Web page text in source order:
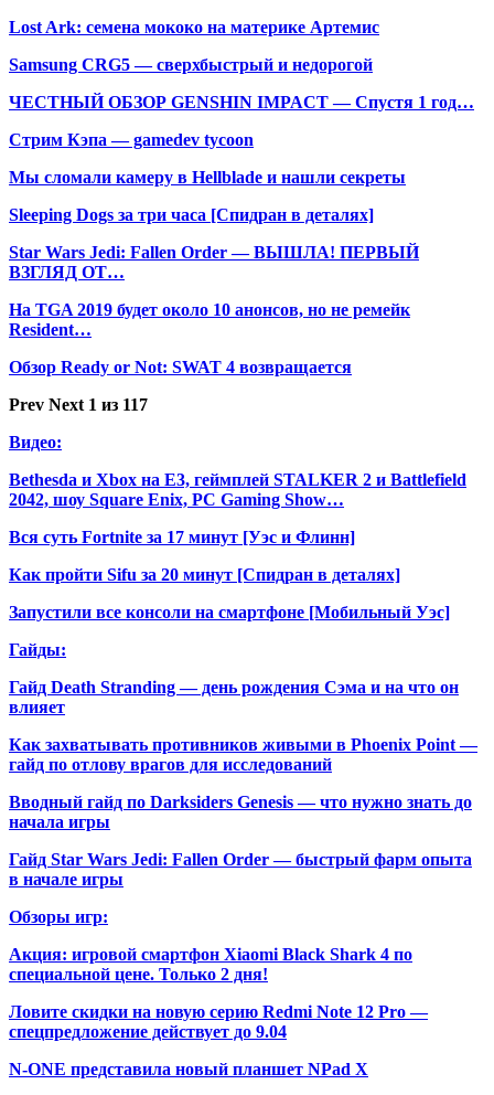
Lost Ark: cемена мококо на материке Артемис
Samsung CRG5 — сверхбыстрый и недорогой
ЧЕСТНЫЙ ОБЗОР GENSHIN IMPACT — Спустя 1 год…
Стрим Кэпа — gamedev tycoon
Мы сломали камеру в Hellblade и нашли секреты
Sleeping Dogs за три часа [Спидран в деталях]
Star Wars Jedi: Fallen Order — ВЫШЛА! ПЕРВЫЙ
ВЗГЛЯД ОТ…
На TGA 2019 будет около 10 анонсов, но не ремейк
Resident…
Обзор Ready or Not: SWAT 4 возвращается
Prev Next 1 из 117
Видео:
Bethesda и Xbox на E3, геймплей STALKER 2 и Battlefield
2042, шоу Square Enix, PC Gaming Show…
Вся суть Fortnite за 17 минут [Уэс и Флинн]
Как пройти Sifu за 20 минут [Спидран в деталях]
Запустили все консоли на смартфоне [Мобильный Уэс]
Гайды:
Гайд Death Stranding — день рождения Сэма и на что он
влияет
Как захватывать противников живыми в Phoenix Point —
гайд по отлову врагов для исследований
Вводный гайд по Darksiders Genesis — что нужно знать до
начала игры
Гайд Star Wars Jedi: Fallen Order — быстрый фарм опыта
в начале игры
Обзоры игр:
Акция: игровой смартфон Xiaomi Black Shark 4 по
специальной цене. Только 2 дня!
Ловите скидки на новую серию Redmi Note 12 Pro —
спецпредложение действует до 9.04
N-ONE представила новый планшет NPad X